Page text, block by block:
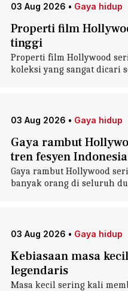
03 Aug 2026 • Gaya hidup
Properti film
tinggi
Properti film Hollywood
koleksi yang sangat dicari
03 Aug 2026 • Gaya hidup
Gaya rambut
tren fesyen Indonesia
Gaya rambut Hollywood
banyak orang di seluruh
03 Aug 2026 • Gaya hidup
Kebiasaan masa
legendaris
Masa kecil sering kali